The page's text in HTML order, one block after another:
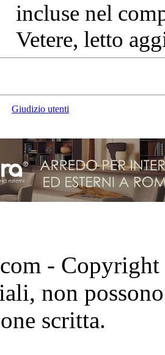
incluse nel
Vetere, letto
Giudizio utenti
-
non
scritta.